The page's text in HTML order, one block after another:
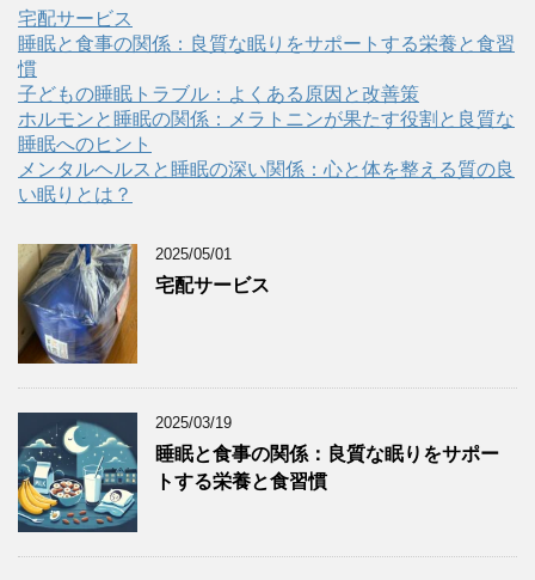
宅配サービス
睡眠と食事の関係：良質な眠りをサポートする栄養と食習
慣
子どもの睡眠トラブル：よくある原因と改善策
ホルモンと睡眠の関係：メラトニンが果たす役割と良質な
睡眠へのヒント
メンタルヘルスと睡眠の深い関係：心と体を整える質の良
い眠りとは？
2025/05/01
宅配サービス
2025/03/19
睡眠と食事の関係：良質な眠りをサポー
トする栄養と食習慣